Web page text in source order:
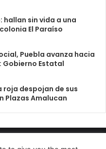
sin vida a una
El Paraíso
Puebla avanza hacia
Gobierno Estatal
despojan de sus
Plazas Amalucan
DIGITAL 2022